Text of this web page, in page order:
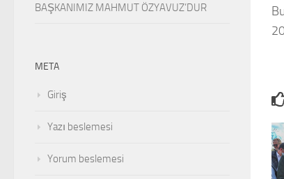
BAŞKANIMIZ MAHMUT ÖZYAVUZ’DUR
META
Giriş
Yazı beslemesi
Yorum beslemesi